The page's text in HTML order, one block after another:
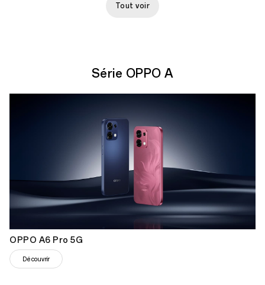
Tout voir
Série OPPO A
OPPO A6 Pro 5G
Découvrir